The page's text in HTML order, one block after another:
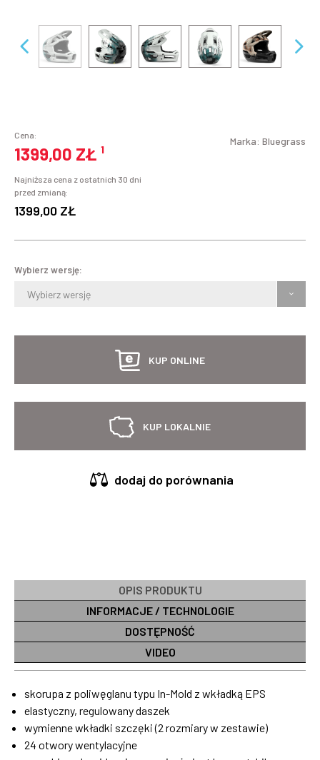
Cena:
1399,00 ZŁ ¹
Najniższa cena z ostatnich 30 dni
przed zmianą:
1399,00 ZŁ
Marka: Bluegrass
Wybierz wersję:
Wybierz wersję
KUP ONLINE
KUP LOKALNIE
dodaj do porównania
OPIS PRODUKTU
INFORMACJE / TECHNOLOGIE
DOSTĘPNOŚĆ
VIDEO
skorupa z poliwęglanu typu In-Mold z wkładką EPS
elastyczny, regulowany daszek
wymienne wkładki szczęki (2 rozmiary w zestawie)
24 otwory wentylacyjne